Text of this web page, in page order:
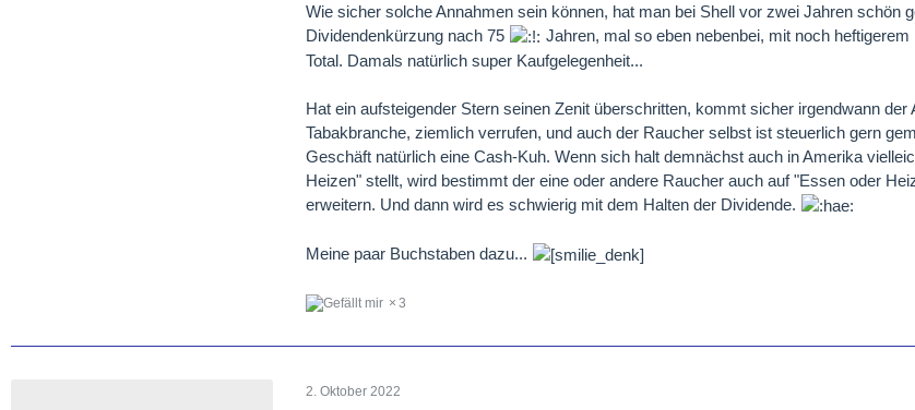
Wie sicher solche Annahmen sein können, hat man bei Shell vor zwei Jahren schön
Dividendenkürzung nach 75
Jahren, mal so eben nebenbei, mit noch
Total. Damals natürlich super Kaufgelegenheit...
Hat ein aufsteigender Stern seinen Zenit überschritten, kommt sicher irgendwann der
Tabakbranche, ziemlich verrufen, und auch der Raucher selbst ist steuerlich gern
Geschäft natürlich eine Cash-Kuh. Wenn sich halt demnächst auch in Amerika
Heizen" stellt, wird bestimmt der eine oder andere Raucher auch auf "Essen oder
erweitern. Und dann wird es schwierig mit dem Halten der Dividende.
Meine paar Buchstaben dazu...
3
2. Oktober 2022